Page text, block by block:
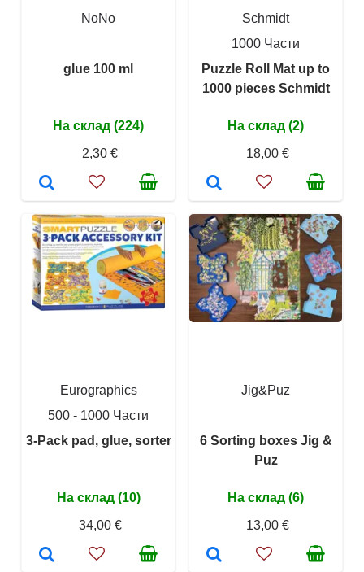
NoNo
glue 100 ml
На склад (224)
2,30 €
Schmidt
1000 Части
Puzzle Roll Mat up to
1000 pieces Schmidt
На склад (2)
18,00 €
Eurographics
500 - 1000 Части
3-Pack pad, glue, sorter
На склад (10)
34,00 €
Jig&Puz
6 Sorting boxes Jig &
Puz
На склад (6)
13,00 €